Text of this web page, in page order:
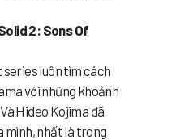
2: Sons Of
series luôn tìm cách
với những khoảnh
Hideo Kojima đã
mình, nhất là trong